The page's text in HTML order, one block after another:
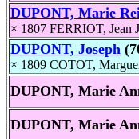
DUPONT, Marie
× 1807 FERRIOT, Jean
DUPONT, Joseph
× 1809 COTOT,
DUPONT, Marie
DUPONT, Marie